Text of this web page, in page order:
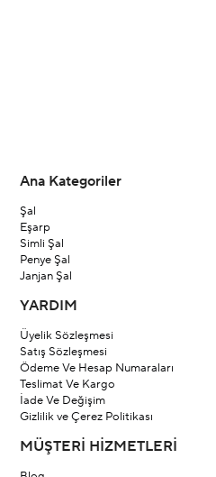
Ana Kategoriler
Şal
Eşarp
Simli Şal
Penye Şal
Janjan Şal
YARDIM
Üyelik Sözleşmesi
Satış Sözleşmesi
Ödeme Ve Hesap Numaraları
Teslimat Ve Kargo
İade Ve Değişim
Gizlilik ve Çerez Politikası
MÜŞTERİ HİZMETLERİ